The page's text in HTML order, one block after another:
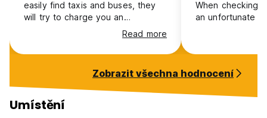
easily find taxis and buses, they
will try to charge you an
exchange rate above the official
dollar rate. In our room, a girl was
robbed while we were sleeping.
and it feels like a hotel that used
to function reasonably well many
years ago, but hasn’t been
properly maintained since.
Read more
When checking
an unfortunate
towards our
apologised on
more of a hotel
Zobrazit všechna hodnocení
Umístění